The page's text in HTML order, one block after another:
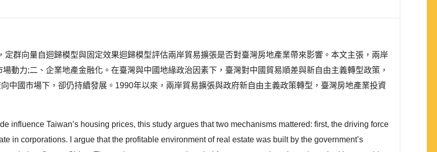
群向量自迴歸模型與固定效果迴歸模型評估兩岸貿易擴張是否對臺灣房地產業帶來影響。本文主張，兩岸
動力;二、企業地產金融化。在臺灣與中國地緣政治因素下，臺灣對中國貿易順差與新自由主義轉型政策，
中國市場下，卻仍持續發展。1990年以來，兩岸貿易擴張與政府新自由主義政策轉型，臺灣房地產業投資
influence Taiwan’s housing prices, this study argues that two mechanisms mattered: first, the driving force
in corporations. I argue that the profitable environment of real estate was built by the government’s